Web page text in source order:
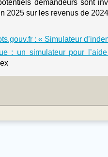
demandeurs sont
2025 sur les revenus de
: « Simulateur
: un simulateur pour